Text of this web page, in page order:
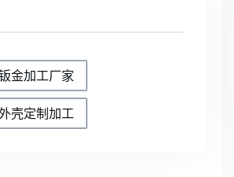
金加工厂家
壳定制加工